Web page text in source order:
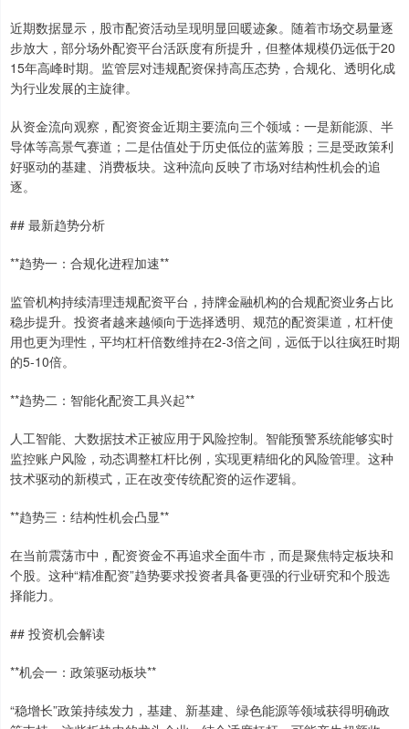
近期数据显示，股市配资活动呈现明显回暖迹象。随着市场交易量逐
步放大，部分场外配资平台活跃度有所提升，但整体规模仍远低于20
15年高峰时期。监管层对违规配资保持高压态势，合规化、透明化成
为行业发展的主旋律。
从资金流向观察，配资资金近期主要流向三个领域：一是新能源、半
导体等高景气赛道；二是估值处于历史低位的蓝筹股；三是受政策利
好驱动的基建、消费板块。这种流向反映了市场对结构性机会的追
逐。
## 最新趋势分析
**趋势一：合规化进程加速**
监管机构持续清理违规配资平台，持牌金融机构的合规配资业务占比
稳步提升。投资者越来越倾向于选择透明、规范的配资渠道，杠杆使
用也更为理性，平均杠杆倍数维持在2-3倍之间，远低于以往疯狂时期
的5-10倍。
**趋势二：智能化配资工具兴起**
人工智能、大数据技术正被应用于风险控制。智能预警系统能够实时
监控账户风险，动态调整杠杆比例，实现更精细化的风险管理。这种
技术驱动的新模式，正在改变传统配资的运作逻辑。
**趋势三：结构性机会凸显**
在当前震荡市中，配资资金不再追求全面牛市，而是聚焦特定板块和
个股。这种“精准配资”趋势要求投资者具备更强的行业研究和个股选
择能力。
## 投资机会解读
**机会一：政策驱动板块**
“稳增长”政策持续发力，基建、新基建、绿色能源等领域获得明确政